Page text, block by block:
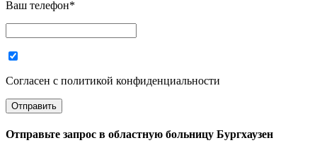
Ваш телефон*
Согласен с политикой конфиденциальности
Отправьте запрос в областную больницу Бургхаузен